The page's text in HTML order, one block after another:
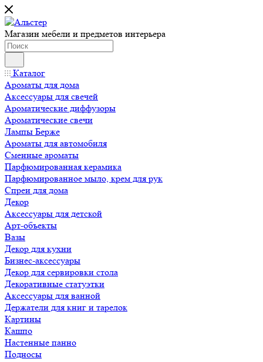
Магазин мебели и предметов интерьера
Каталог
Ароматы для дома
Аксессуары для свечей
Ароматические диффузоры
Ароматические свечи
Лампы Берже
Ароматы для автомобиля
Сменные ароматы
Парфюмированная керамика
Парфюмированное мыло, крем для рук
Спреи для дома
Декор
Аксессуары для детской
Арт-объекты
Вазы
Декор для кухни
Бизнес-аксессуары
Декор для сервировки стола
Декоративные статуэтки
Аксессуары для ванной
Держатели для книг и тарелок
Картины
Кашпо
Настенные панно
Подносы